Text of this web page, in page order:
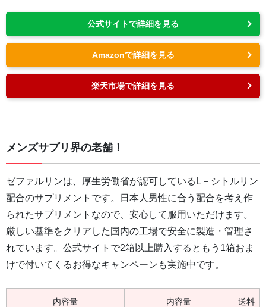
公式サイトで詳細を見る
Amazonで詳細を見る
楽天市場で詳細を見る
メンズサプリ界の老舗！
ゼファルリンは、厚生労働省が認可しているL－シトルリン
配合のサプリメントです。日本人男性に合う配合を考え作
られたサプリメントなので、安心して服用いただけます。
厳しい基準をクリアした国内の工場で安全に製造・管理さ
れています。公式サイトで2箱以上購入するともう1箱おま
けで付いてくるお得なキャンペーンも実施中です。
内容量 内容量 送料